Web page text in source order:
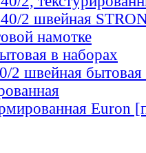
2 швейная
намотке
в наборах
2 швейная бытовая
Euron